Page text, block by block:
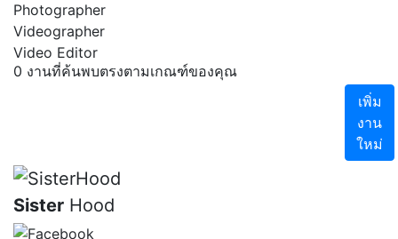
Photographer
Videographer
Video Editor
0 งานที่ค้นพบตรงตามเกณฑ์ของคุณ
เพิ่ม
งาน
ใหม่
Sister Hood